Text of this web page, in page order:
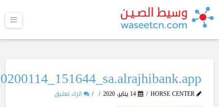
HORSE CENTER 14 يناير، 2020 اترك تعليق